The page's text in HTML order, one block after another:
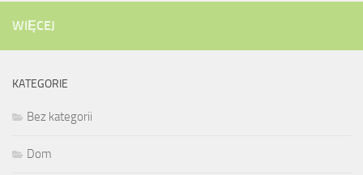
WIĘCEJ
KATEGORIE
Bez kategorii
Dom